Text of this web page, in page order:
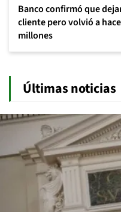
Banco confirmó que
cliente pero volvió a
millones
Últimas noticias